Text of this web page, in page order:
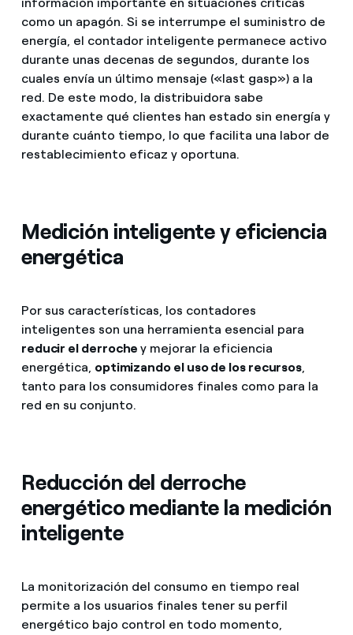
como un apagón. Si se interrumpe el suministro de
energía, el contador inteligente permanece activo
durante unas decenas de segundos, durante los
cuales envía un último mensaje («last gasp») a la
red. De este modo, la distribuidora sabe
exactamente qué clientes han estado sin energía y
durante cuánto tiempo, lo que facilita una labor de
restablecimiento eficaz y oportuna.
Medición inteligente y eficiencia
energética
Por sus características, los contadores
inteligentes son una herramienta esencial para
reducir el derrochey mejorar la eficiencia
energética, optimizando el uso de los recursos,
tanto para los consumidores finales como para la
red en su conjunto.
Reducción del derroche
energético mediante la medición
inteligente
La monitorización del consumo en tiempo real
permite a los usuarios finales tener su perfil
energético bajo control en todo momento,